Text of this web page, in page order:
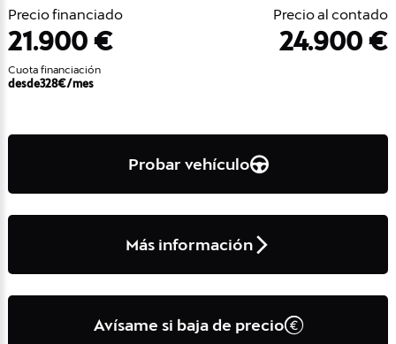
Precio financiado
21.900 €
Cuota financiación
desde328€/mes
Precio al contado
24.900 €
Probar vehículo
Más información
Avísame si baja de precio